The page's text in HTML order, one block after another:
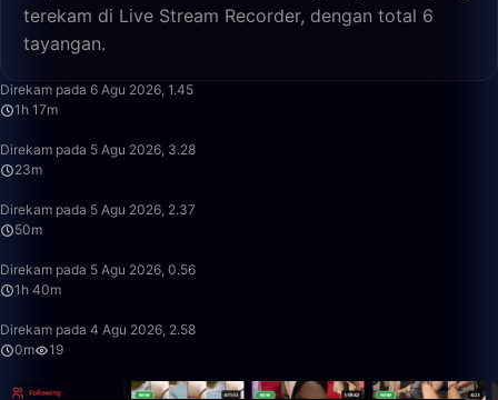
terekam di Live Stream Recorder, dengan total 6
tayangan.
Direkam pada 6 Agu 2026, 1.45
1h 17m
Direkam pada 5 Agu 2026, 3.28
23m
Direkam pada 5 Agu 2026, 2.37
50m
Direkam pada 5 Agu 2026, 0.56
1h 40m
Direkam pada 4 Agu 2026, 2.58
0m
19